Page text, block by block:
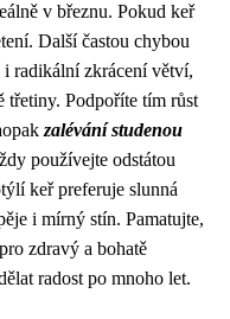
v březnu. Pokud keř
Další častou chybou
i radikální zkrácení větví,
třetiny. Podpoříte tím růst
zalévání studenou
používejte odstátou
keř preferuje slunná
i mírný stín. Pamatujte,
zdravý a bohatě
radost po mnoho let.